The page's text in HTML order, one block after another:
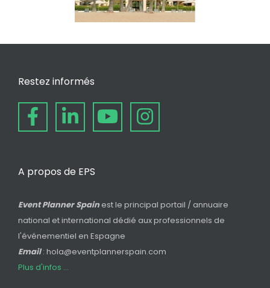
Restez informés
A propos de EPS
Event Planner Spain est le principal portail / annuaire
national et international dédié aux professionnels de
l'événementiel en Espagne
Email: hola@eventplannerspain.com
Plus d'infos ...